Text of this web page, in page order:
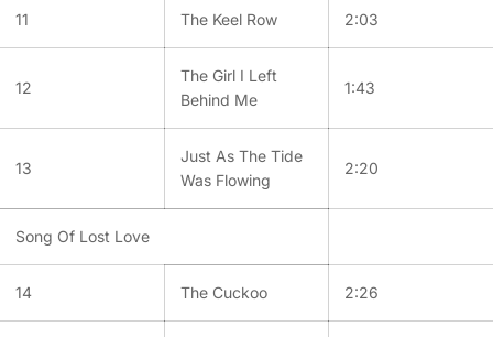
11 The Keel Row 2:03
12
The Girl I Left
Behind Me
1:43
13
Just As The Tide
Was Flowing
2:20
Song Of Lost Love
14 The Cuckoo 2:26